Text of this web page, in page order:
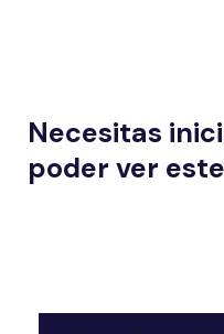
Necesitas
poder ver